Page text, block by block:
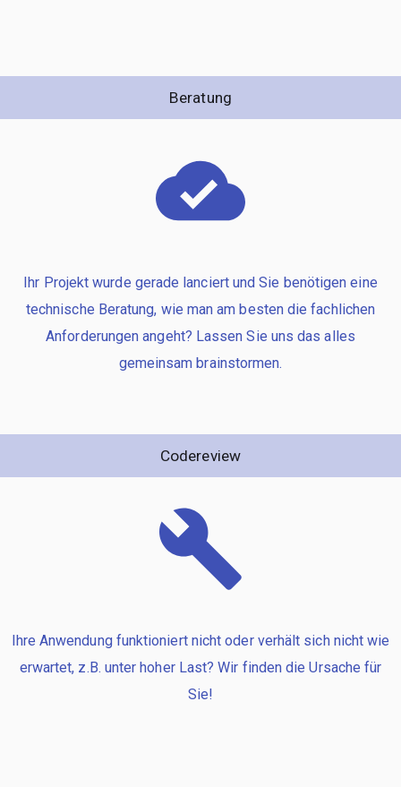
Beratung
Ihr Projekt wurde gerade lanciert und Sie benötigen eine
technische Beratung, wie man am besten die fachlichen
Anforderungen angeht? Lassen Sie uns das alles
gemeinsam brainstormen.
Codereview
Ihre Anwendung funktioniert nicht oder verhält sich nicht wie
erwartet, z.B. unter hoher Last? Wir finden die Ursache für
Sie!